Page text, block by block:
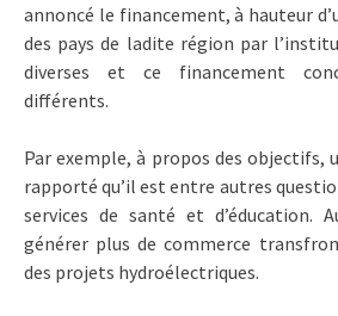
annoncé le financement, à hauteur
des pays de ladite région par
diverses et ce financement
différents.
Par exemple, à propos des objectifs,
rapporté qu’il est entre autres
services de santé et d’éducation.
générer plus de commerce
des projets hydroélectriques.